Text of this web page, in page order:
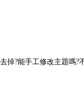
掉?能手工修改主題嗎?